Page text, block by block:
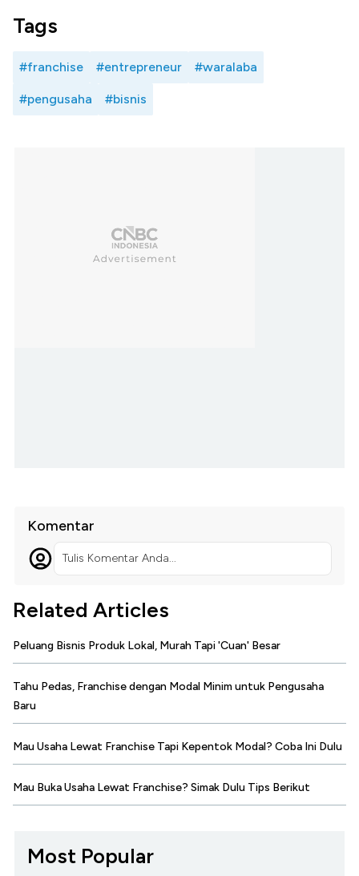
Tags
#franchise #entrepreneur #waralaba
#pengusaha #bisnis
Komentar
Tulis Komentar Anda...
Related Articles
Peluang Bisnis Produk Lokal, Murah Tapi 'Cuan' Besar
Tahu Pedas, Franchise dengan Modal Minim untuk Pengusaha
Baru
Mau Usaha Lewat Franchise Tapi Kepentok Modal? Coba Ini Dulu
Mau Buka Usaha Lewat Franchise? Simak Dulu Tips Berikut
Most Popular